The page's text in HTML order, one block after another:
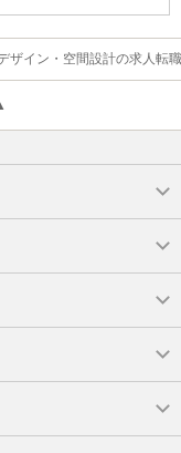
ザイン・空間設計の求人転